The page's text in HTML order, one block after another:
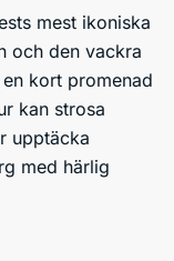
mest ikoniska
och den vackra
kort promenad
kan strosa
upptäcka
med härlig